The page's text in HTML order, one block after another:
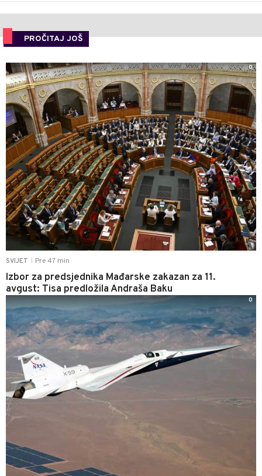
PROČITAJ JOŠ
SVIJET Pre 47 min
Izbor za predsjednika Mađarske zakazan za 11.
avgust: Tisa predložila Andraša Baku
0
0